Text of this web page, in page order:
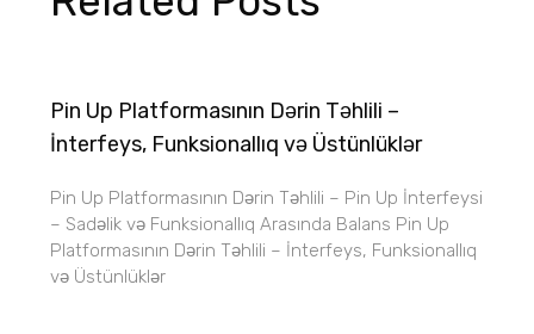
Pin Up Platformasının Dərin Təhlili –
İnterfeys, Funksionallıq və Üstünlüklər
Pin Up Platformasının Dərin Təhlili – Pin Up İnterfeysi
– Sadəlik və Funksionallıq Arasında Balans Pin Up
Platformasının Dərin Təhlili – İnterfeys, Funksionallıq
və Üstünlüklər